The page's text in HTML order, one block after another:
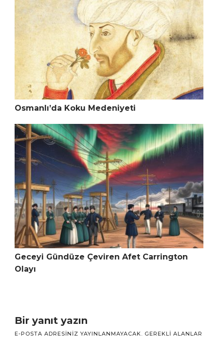
Osmanlı’da Koku Medeniyeti
Geceyi Gündüze Çeviren Afet Carrington
Olayı
Bir yanıt yazın
E-POSTA ADRESINIZ YAYINLANMAYACAK. GEREKLI ALANLAR